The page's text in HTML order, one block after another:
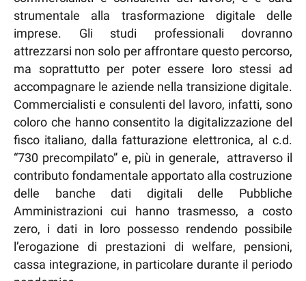
strumentale alla trasformazione digitale delle
imprese. Gli studi professionali dovranno
attrezzarsi non solo per affrontare questo percorso,
ma soprattutto per poter essere loro stessi ad
accompagnare le aziende nella transizione digitale.
Commercialisti e consulenti del lavoro, infatti, sono
coloro che hanno consentito la digitalizzazione del
fisco italiano, dalla fatturazione elettronica, al c.d.
“730 precompilato” e, più in generale, attraverso il
contributo fondamentale apportato alla costruzione
delle banche dati digitali delle Pubbliche
Amministrazioni cui hanno trasmesso, a costo
zero, i dati in loro possesso rendendo possibile
l’erogazione di prestazioni di welfare, pensioni,
cassa integrazione, in particolare durante il periodo